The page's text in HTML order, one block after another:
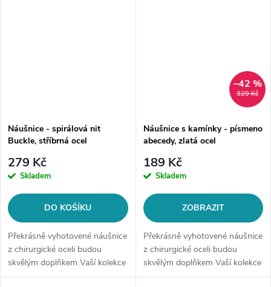
Náušnice - spirálová nit
Buckle, stříbrná ocel
279 Kč
Skladem
DO KOŠÍKU
Překrásně vyhotovené náušnice
z chirurgické oceli budou
skvělým doplňkem Vaší kolekce
šperků. Materiál: chirurgická
329 Kč
–42 %
Náušnice s kamínky - písmeno
abecedy, zlatá ocel
189 Kč
Skladem
ZOBRAZIT
Překrásně vyhotovené náušnice
z chirurgické oceli budou
skvělým doplňkem Vaší kolekce
šperků. Materiál: chirurgická